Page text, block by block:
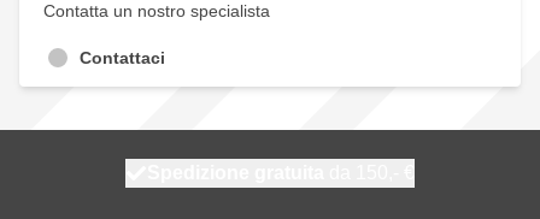
Contatta un nostro specialista
Contattaci